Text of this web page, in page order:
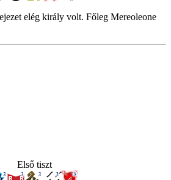
elég király volt. Főleg Mereoleone
Első tiszt